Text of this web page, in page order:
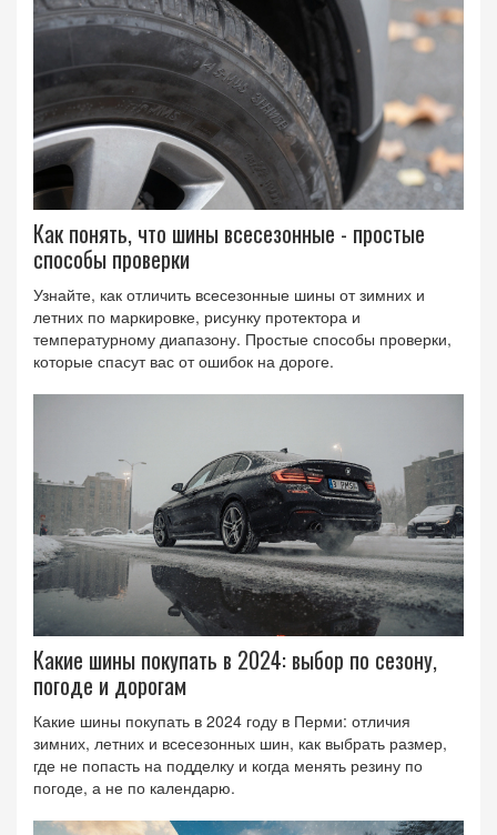
Как понять, что шины всесезонные - простые
способы проверки
Узнайте, как отличить всесезонные шины от зимних и
летних по маркировке, рисунку протектора и
температурному диапазону. Простые способы проверки,
которые спасут вас от ошибок на дороге.
Какие шины покупать в 2024: выбор по сезону,
погоде и дорогам
Какие шины покупать в 2024 году в Перми: отличия
зимних, летних и всесезонных шин, как выбрать размер,
где не попасть на подделку и когда менять резину по
погоде, а не по календарю.